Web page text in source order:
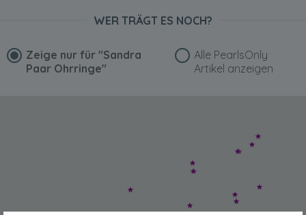
WER TRÄGT ES NOCH?
Zeige nur für "Sandra
Paar Ohrringe"
Alle PearlsOnly
Artikel anzeigen